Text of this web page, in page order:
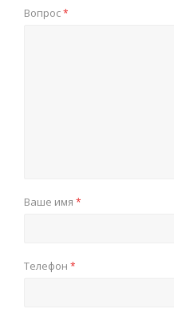
Вопрос*
Ваше имя *
Телефон *